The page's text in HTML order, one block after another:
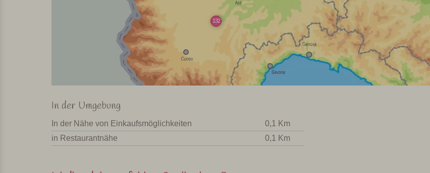
132
In der Umgebung
In der Nähe von Einkaufsmöglichkeiten
0,1 Km
in Restaurantnähe
0,1 Km